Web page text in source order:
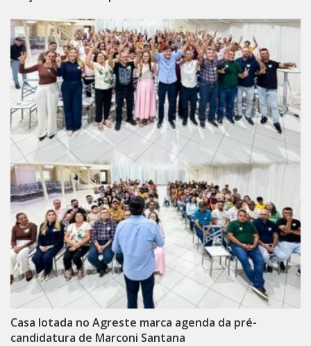
Casa lotada no Agreste marca agenda da pré-
candidatura de Marconi Santana